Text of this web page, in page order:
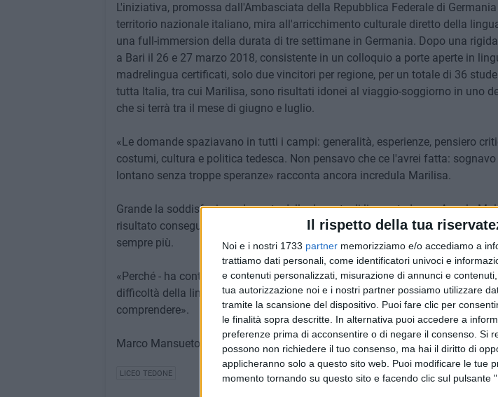
Il rispetto della tua
Noi e i nostri 1733 partner memorizziamo e/o accediamo a
trattiamo dati personali, come identificatori univoci e
e contenuti personalizzati, misurazione di annunci e
tua autorizzazione noi e i nostri partner possiamo utilizzare
tramite la scansione del dispositivo. Puoi fare clic per
le finalità sopra descritte. In alternativa puoi accedere a
preferenze prima di acconsentire o di negare il consenso. Si
possono non richiedere il tuo consenso, ma hai il diritto di
applicheranno solo a questo sito web. Puoi modificare le tue
momento tornando su questo sito e facendo clic sul pulsante
L'iniziativa, promossa dall'Ambasciata della Repubblica Federale di
territorio nazionale italiano, mira all'arricchimento culturale diretto della
una full-immersion della durata di tre settimane in Germania. Dopo una
a Bari il 26 e 27 marzo 2018, consistente in un colloquio a porte aperte in
madrelingua certificati, solo due vincitori per regione, per un totale di 36
tutta Italia, tra cui Marilisa, sono risultati idonei al viaggio-soggiorno in uno
che si terrà tra il mese di giugno e luglio.
«Le domande spaziavano in tutti i campi: generalità, esperienze, pensiero
costumi, cultura e politica tedesca. Non pensavo che ce l'avrei fatta:
lontano senza troppe speranze» racconta ancora incredula Marilisa.
Grande la soddisfazione da parte della docente di lingua tedesca, Angela
risultato conseguito e sempre pronta ad infondere la passione per una lingua
sempre più.
«Perché - ha continuato Marilisa - la soddisfazione più grande è il vedere
difficoltà della lingua tedesca, noi riusciamo ad esprimerci, ad appassionarci
comprendere».
Marco Mansueto (4^E) e Marilisa Cascarano (3^E)
LICEO TEDONE